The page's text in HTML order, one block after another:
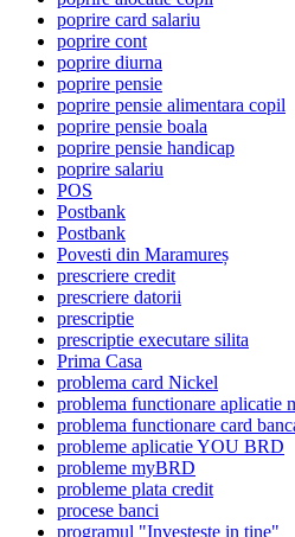
poprire card salariu
poprire cont
poprire diurna
poprire pensie
poprire pensie alimentara copil
poprire pensie boala
poprire pensie handicap
poprire salariu
POS
Postbank
Postbank
Povesti din Maramureș
prescriere credit
prescriere datorii
prescriptie
prescriptie executare silita
Prima Casa
problema card Nickel
problema functionare aplicatie
problema functionare card
probleme aplicatie YOU BRD
probleme myBRD
probleme plata credit
procese banci
programul "Investeste in tine"